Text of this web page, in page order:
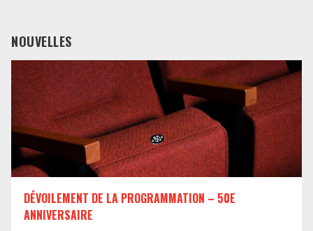
NOUVELLES
DÉVOILEMENT DE LA PROGRAMMATION – 50E
ANNIVERSAIRE